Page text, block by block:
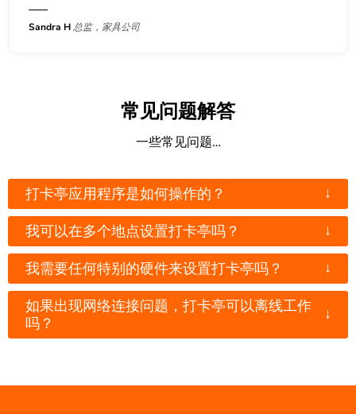
Sandra H总监，家具公司
常见问题解答
一些常见问题…
打卡亭应用程序是如何操作的？ ↓
我可以在多个地点设置打卡亭吗？ ↓
我需要任何特别的硬件来设置打卡亭吗？ ↓
如果出现网络连接问题，打卡亭可以离线工作
吗？
↓